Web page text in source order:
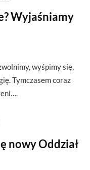
Wyjaśniamy
wyśpimy się,
Tymczasem coraz
nowy Oddział